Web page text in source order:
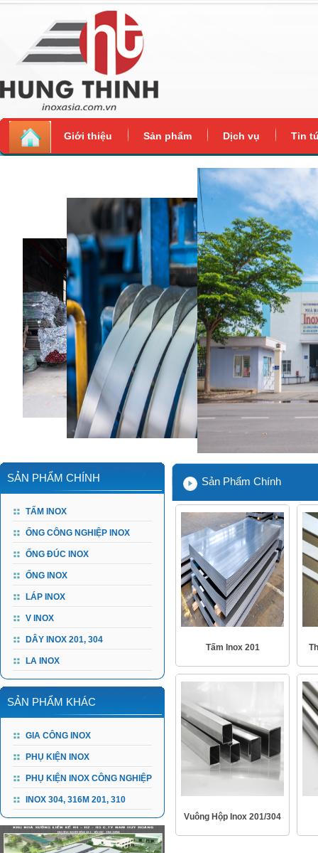
Giới thiệu Sản phẩm Dịch vụ Tin
SẢN PHẨM CHÍNH
TẤM INOX
ỐNG CÔNG NGHIỆP INOX
ỐNG ĐÚC INOX
ỐNG INOX
LÁP INOX
V INOX
DÂY INOX 201, 304
LA INOX
SẢN PHẨM KHÁC
GIA CÔNG INOX
PHỤ KIỆN INOX
PHỤ KIỆN INOX CÔNG NGHIỆP
INOX 304, 316M 201, 310
Sản Phẩm Chính
Tấm Inox 201
Vuông Hộp Inox 201/304